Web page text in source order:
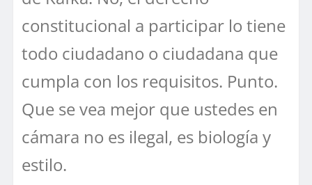
constitucional a participar lo tiene
todo ciudadano o ciudadana que
cumpla con los requisitos. Punto.
Que se vea mejor que ustedes en
cámara no es ilegal, es biología y
estilo.